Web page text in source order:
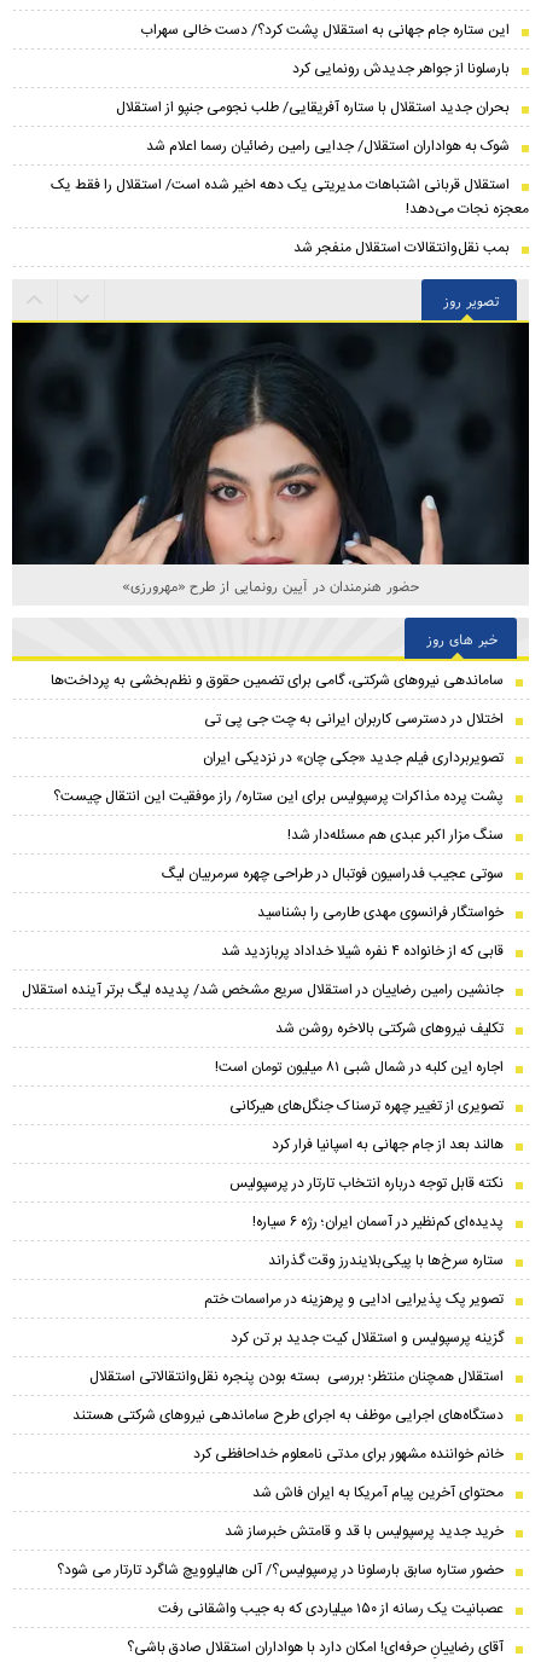
این ستاره جام جهانی به استقلال پشت کرد؟/ دست خالی سهراب
بارسلونا از جواهر جدیدش رونمایی کرد
بحران جدید استقلال با ستاره آفریقایی/ طلب نجومی جنپو از استقلال
شوک به هواداران استقلال/ جدایی رامین رضائیان رسما اعلام شد
استقلال قربانی اشتباهات مدیریتی یک دهه اخیر شده است/ استقلال را فقط یک
معجزه نجات می‌دهد!
بمب نقل‌وانتقالات استقلال منفجر شد
تصویر روز
حضور هنرمندان در آیین رونمایی از طرح «مهرورزی»
خبر های روز
ساماندهی نیروهای شرکتی، گامی برای تضمین حقوق و نظم‌بخشی به پرداخت‌ها
اختلال در دسترسی کاربران ایرانی به چت جی پی تی
تصویربرداری فیلم جدید «جکی چان» در نزدیکی ایران
پشت پرده مذاکرات پرسپولیس برای این ستاره/ راز موفقیت این انتقال چیست؟
سنگ مزار اکبر عبدی هم مسئله‌دار شد!
سوتی عجیب فدراسیون فوتبال در طراحی چهره سرمربیان لیگ
خواستگار فرانسوی مهدی طارمی را بشناسید
قابی که از خانواده ۴ نفره شیلا خداداد پربازدید شد
جانشین رامین رضاییان در استقلال سریع مشخص شد/ پدیده لیگ برتر آینده استقلال
تکلیف نیروهای شرکتی بالاخره روشن شد
اجاره این کلبه در شمال شبی ۸۱ میلیون تومان است!
تصویری از تغییر چهره ترسناک جنگل‌های هیرکانی
هالند بعد از جام جهانی به اسپانیا فرار کرد
نکته قابل توجه درباره انتخاب تارتار در پرسپولیس
پدیده‌ای کم‌نظیر در آسمان ایران؛ رژه ۶ سیاره!
ستاره سرخ‌ها با پیکی‌بلایندرز وقت گذراند
تصویر پک پذیرایی ادایی و پرهزینه در مراسمات ختم
گزینه پرسپولیس و استقلال کیت جدید بر تن کرد
استقلال همچنان منتظر؛ بررسی بسته بودن پنجره نقل‌وانتقالاتی استقلال
دستگاه‌های اجرایی موظف به اجرای طرح ساماندهی نیروهای شرکتی هستند
خانم خواننده مشهور برای مدتی نامعلوم خداحافظی کرد
محتوای آخرین پیام آمریکا به ایران فاش شد
خرید جدید پرسپولیس با قد و قامتش خبرساز شد
حضور ستاره سابق بارسلونا در پرسپولیس؟/ آلن هالیلوویچ شاگرد تارتار می شود؟
عصبانیت یک رسانه از ۱۵۰ میلیاردی که به جیب واشقانی رفت
آقای رضاییانِ حرفه‌ای! امکان دارد با هواداران استقلال صادق باشی؟